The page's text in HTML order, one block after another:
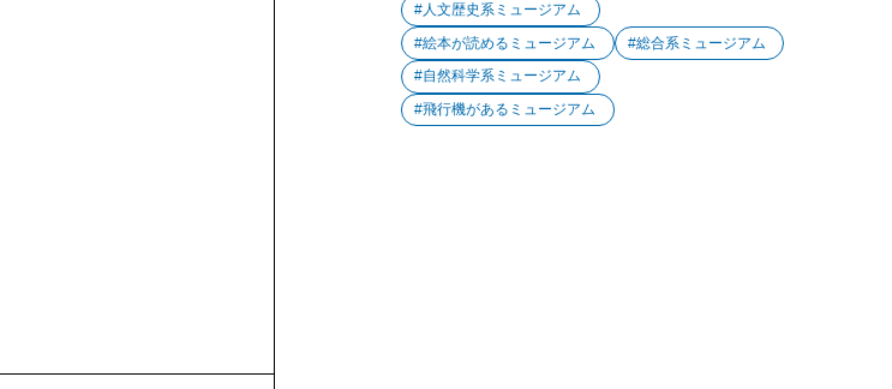
人文歴史系ミュージアム
絵本が読めるミュージアム
総合系ミュージアム
自然科学系ミュージアム
飛行機があるミュージアム